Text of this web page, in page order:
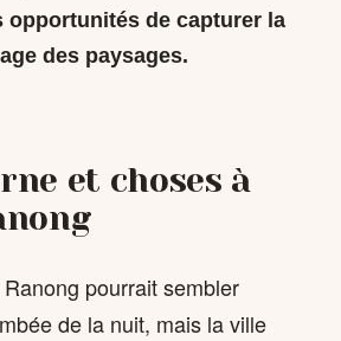
opportunités de capturer la
des paysages.
et choses à
pourrait sembler
de la nuit, mais la ville